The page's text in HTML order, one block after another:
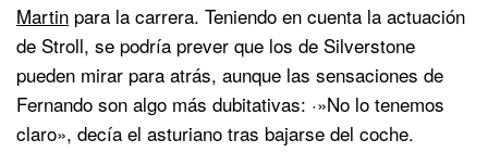
Martin para la carrera. Teniendo en cuenta la actuación
de Stroll, se podría prever que los de Silverstone
pueden mirar para atrás, aunque las sensaciones de
Fernando son algo más dubitativas: ·»No lo tenemos
claro», decía el asturiano tras bajarse del coche.